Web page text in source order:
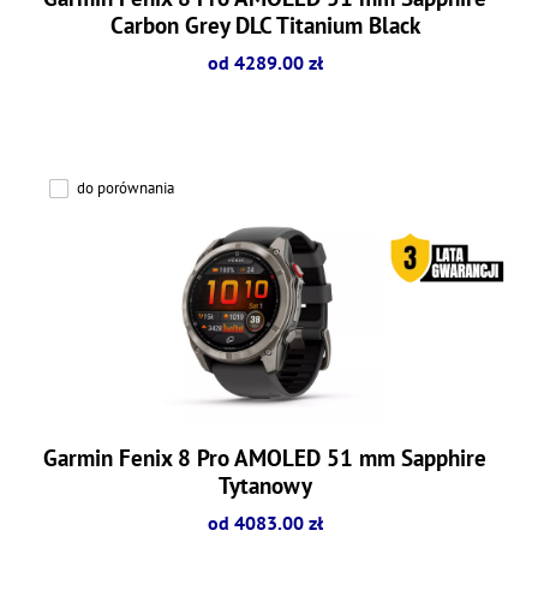
Carbon Grey DLC Titanium Black
od 4289.00 zł
do porównania
Garmin Fenix 8 Pro AMOLED 51 mm Sapphire
Tytanowy
od 4083.00 zł